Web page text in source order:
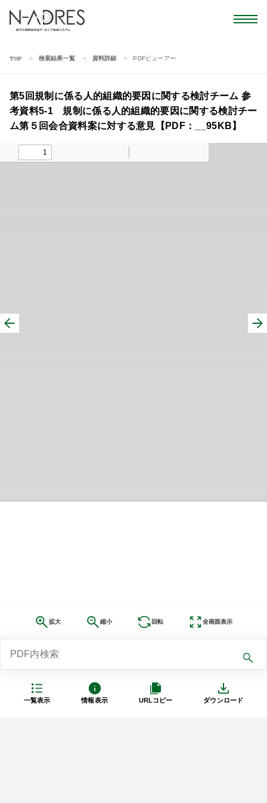
TOP 検索結果一覧 資料詳細 PDFビューアー
一覧表示 情報表示 URLコピー ダウンロード
第5回規制に係る人的組織的要因に関する検討チーム 参
考資料5-1 規制に係る人的組織的要因に関する検討チー
ム第５回会合資料案に対する意見【PDF：__95KB】
拡大 縮小 回転 全画面表示